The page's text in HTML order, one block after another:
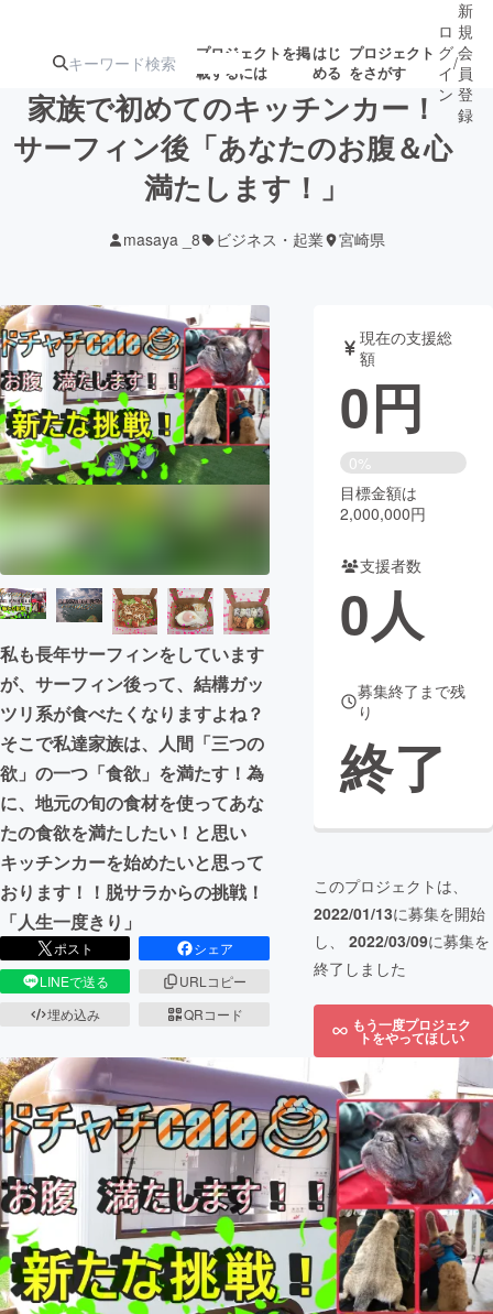
プロジェクトを掲
載するには
はじ
める
プロジェクト
をさがす
注目のリ 注目の新着プロ募集終了が近いプ
ロジェクト
テクノロジー・ガジェット
映像・映画 書籍・雑誌
ビジネス・起業 チャレンジ
CAMPFIRE for Social Good CAMPFIRE Creation
CAMPFIREふるさと納税machi-ya コミュニティ
ロ
グ
イ
ン
/
新
規
会
員
登
録
家族で初めてのキッチンカー！
サーフィン後「あなたのお腹＆心
満たします！」
masaya _8 ビジネス・起業 宮崎県
私も長年サーフィンをしています
が、サーフィン後って、結構ガッ
ツリ系が食べたくなりますよね？
そこで私達家族は、人間「三つの
欲」の一つ「食欲」を満たす！為
に、地元の旬の食材を使ってあな
たの食欲を満たしたい！と思い
キッチンカーを始めたいと思って
おります！！脱サラからの挑戦！
「人生一度きり」
ポスト
シェア
LINEで送る
URLコピー
埋め込み
QRコード
現在の支援総
額
0円
0%
目標金額は
2,000,000円
支援者数
0人
募集終了まで残
り
終了
このプロジェクトは、
2022/01/13に募集を開始
し、 2022/03/09に募集を
終了しました
もう一度プロジェク
トをやってほしい